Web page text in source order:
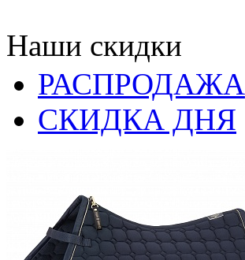
Наши скидки
РАСПРОДАЖА
СКИДКА ДНЯ